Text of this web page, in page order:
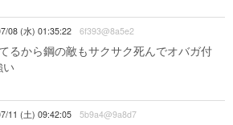
08 (水) 01:35:22 6f393@8a5e2
るから鋼の敵もサクサク死んでオバガ付
11 (土) 09:42:05 5b9a4@9a8d7